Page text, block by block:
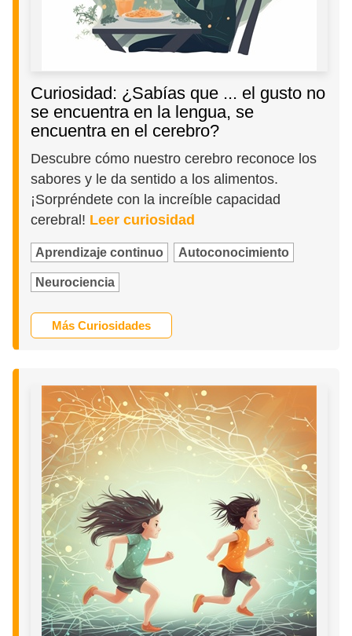
Curiosidad: ¿Sabías que ... el gusto no
se encuentra en la lengua, se
encuentra en el cerebro?
Descubre cómo nuestro cerebro reconoce los
sabores y le da sentido a los alimentos.
¡Sorpréndete con la increíble capacidad
cerebral! Leer curiosidad
Aprendizaje continuo Autoconocimiento
Neurociencia
Más Curiosidades